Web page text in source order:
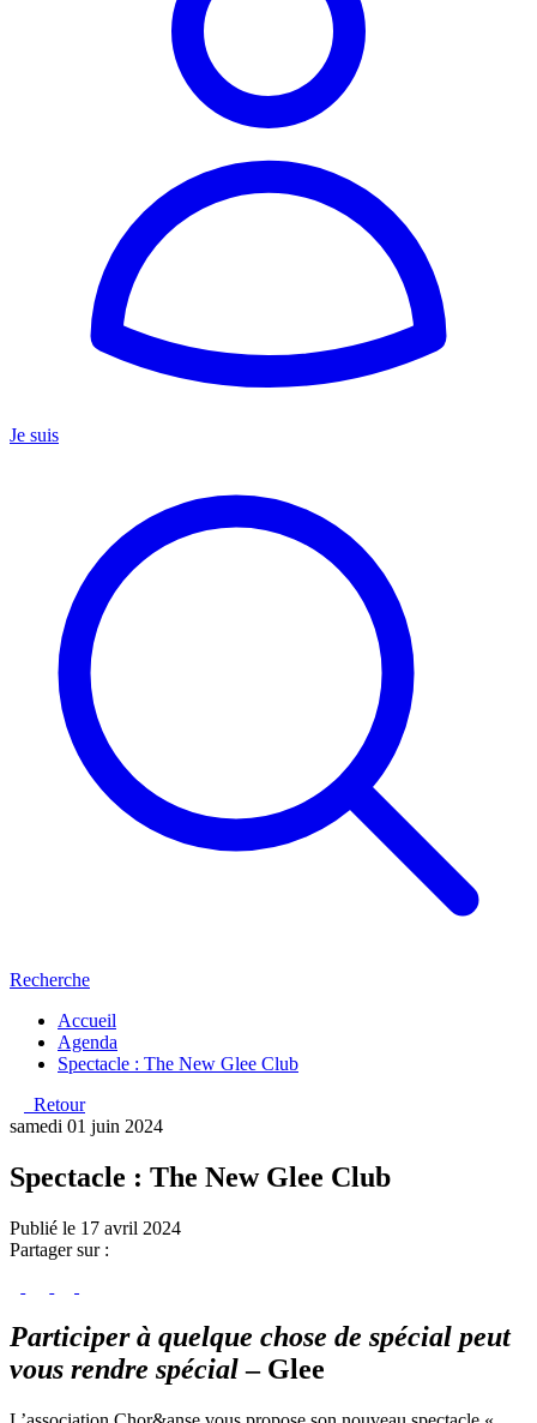
Je suis
Recherche
Accueil
Agenda
Spectacle : The New Glee Club
Retour
samedi 01 juin 2024
Spectacle : The New Glee Club
Publié le 17 avril 2024
Partager sur :
Participer à quelque chose de spécial peut
vous rendre spécial– Glee